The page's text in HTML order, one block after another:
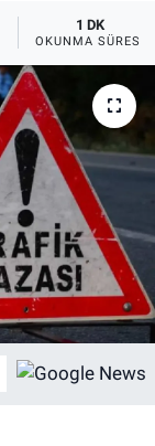
1 DK
OKUNMA SÜRESI